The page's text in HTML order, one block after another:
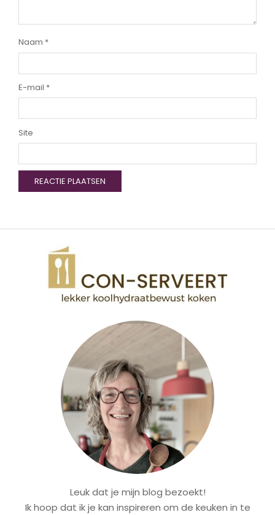
Naam *
E-mail *
Site
Leuk dat je mijn blog bezoekt!
Ik hoop dat ik je kan inspireren om de keuken in te